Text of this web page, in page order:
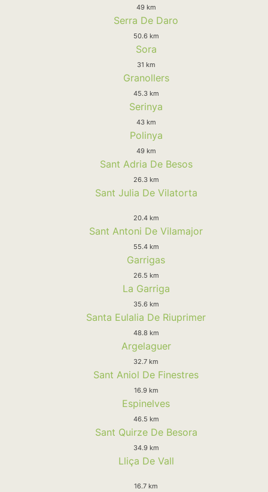
49 km
Serra De Daro
50.6 km
Sora
31 km
Granollers
45.3 km
Serinya
43 km
Polinya
49 km
Sant Adria De Besos
26.3 km
Sant Julia De Vilatorta
20.4 km
Sant Antoni De Vilamajor
55.4 km
Garrigas
26.5 km
La Garriga
35.6 km
Santa Eulalia De Riuprimer
48.8 km
Argelaguer
32.7 km
Sant Aniol De Finestres
16.9 km
Espinelves
46.5 km
Sant Quirze De Besora
34.9 km
Lliça De Vall
16.7 km